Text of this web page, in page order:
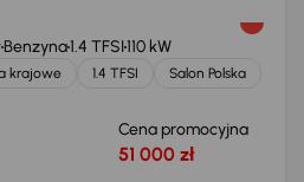
Benzyna1.4 TFSI110 kW
krajowe 1.4 TFSI
Salon Polska
Cena promocyjna
51 000 zł